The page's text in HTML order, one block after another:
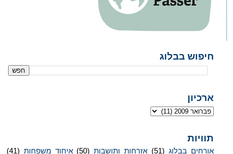
חיפוש בבלוג
ארכיון
תוויות
אורחים בבלוג (51) אזרחות ותושבות (50) איחוד משפחות (41)